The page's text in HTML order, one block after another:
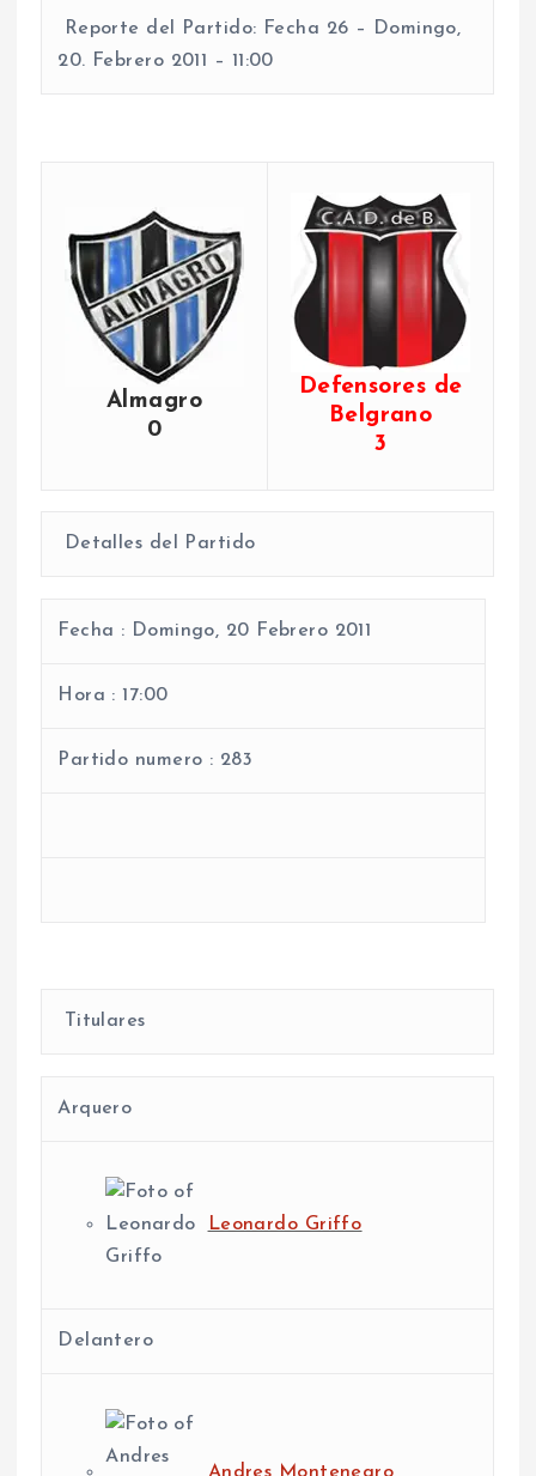
Reporte del Partido: Fecha 26 – Domingo,
20. Febrero 2011 – 11:00
Almagro
0
Defensores de
Belgrano
3
Detalles del Partido
Fecha : Domingo, 20 Febrero 2011
Hora : 17:00
Partido numero : 283
Titulares
Arquero
Leonardo Griffo
Delantero